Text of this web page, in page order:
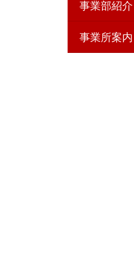
事業部紹介
事業所案内